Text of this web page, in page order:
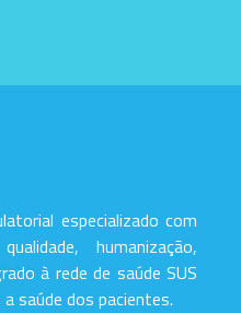
especializado com
humanização,
à rede de saúde SUS
saúde dos pacientes.